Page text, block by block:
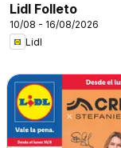
Lidl Folleto
10/08 - 16/08/2026
Lidl